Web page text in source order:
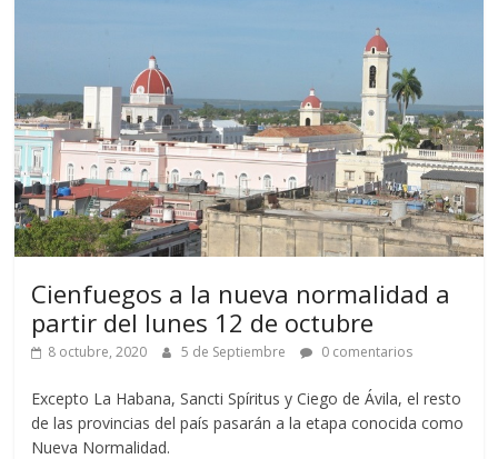
Cienfuegos a la nueva normalidad a
partir del lunes 12 de octubre
8 octubre, 2020 5 de Septiembre 0 comentarios
Excepto La Habana, Sancti Spíritus y Ciego de Ávila, el resto
de las provincias del país pasarán a la etapa conocida como
Nueva Normalidad.